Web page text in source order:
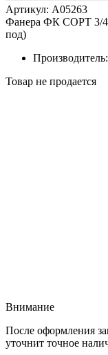
Артикул: A05263
Фанера ФК СОРТ 3/4
под)
Товар не продается
Внимание
После оформления
уточнит точное